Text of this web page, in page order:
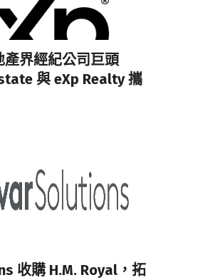
產界經紀公司巨頭
與 eXp Realty 攜
收購 H.M. Royal，拓